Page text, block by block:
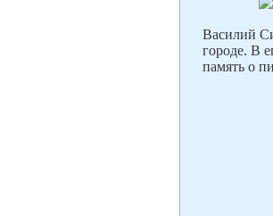
Василий
городе. В
память о